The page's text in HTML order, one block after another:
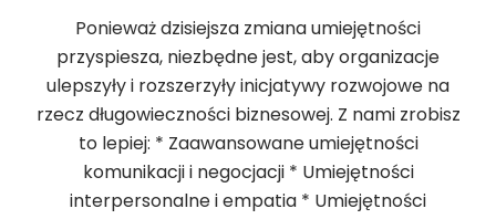
Ponieważ dzisiejsza zmiana umiejętności
przyspiesza, niezbędne jest, aby organizacje
ulepszyły i rozszerzyły inicjatywy rozwojowe na
rzecz długowieczności biznesowej. Z nami zrobisz
to lepiej: * Zaawansowane umiejętności
komunikacji i negocjacji * Umiejętności
interpersonalne i empatia * Umiejętności